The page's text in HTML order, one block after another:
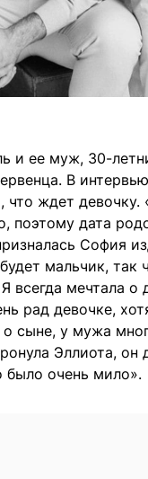
и ее муж, 30-
В
что ждет девочку.
поэтому дата
София
мальчик, так
всегда мечтала о
рад девочке,
сыне, у мужа
Эллиота, он
было очень мило».